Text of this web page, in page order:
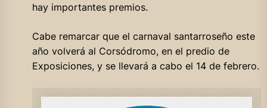
hay importantes premios.
Cabe remarcar que el carnaval santarroseño este
año volverá al Corsódromo, en el predio de
Exposiciones, y se llevará a cabo el 14 de febrero.